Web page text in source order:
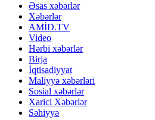
Əsas xəbərlər
Xəbərlər
AMİD.TV
Video
Hərbi xəbərlər
Birja
İqtisadiyyat
Maliyyə xəbərləri
Sosial xəbərlər
Xarici Xəbərlər
Səhiyyə